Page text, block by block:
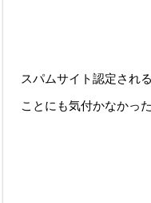
スパムサイト認定され
ことにも気付かなかっ